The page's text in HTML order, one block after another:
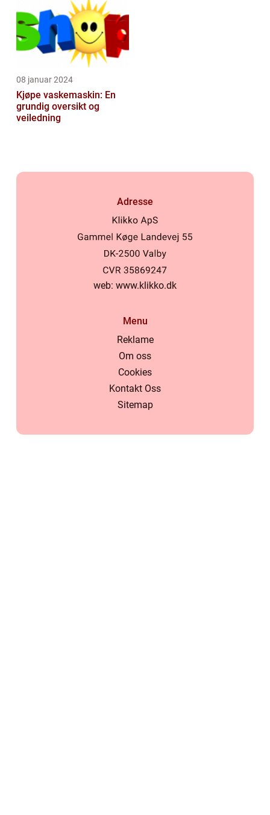
08 januar 2024
Kjøpe vaskemaskin: En
grundig oversikt og
veiledning
Adresse
web: www.klikko.dk
Menu
Reklame
Om oss
Cookies
Kontakt Oss
Sitemap